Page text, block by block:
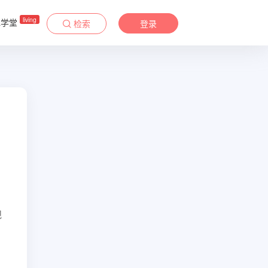
学堂 living 检索 登录